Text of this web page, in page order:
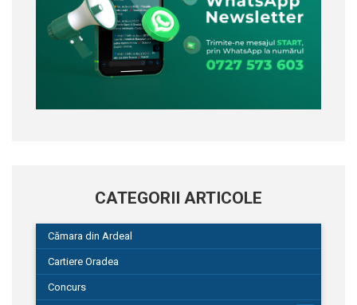
CATEGORII ARTICOLE
Cămara din Ardeal
Cartiere Oradea
Concurs